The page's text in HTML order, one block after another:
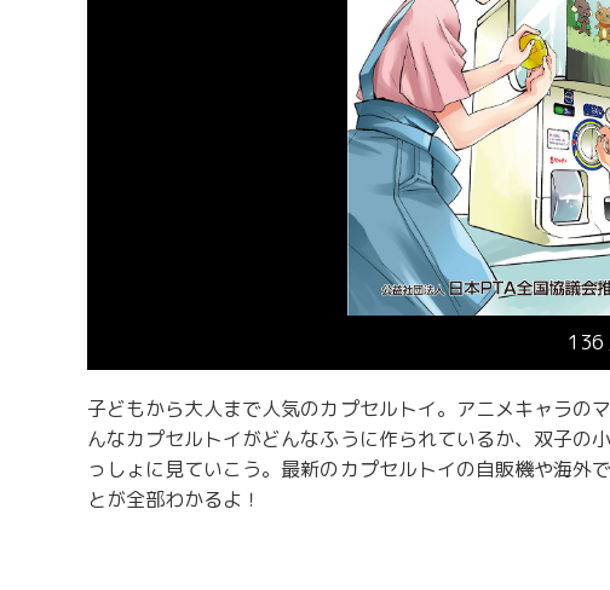
136
子どもから大人まで人気のカプセルトイ。アニメキャラの
んなカプセルトイがどんなふうに作られているか、双子の
っしょに見ていこう。最新のカプセルトイの自販機や海外
とが全部わかるよ！